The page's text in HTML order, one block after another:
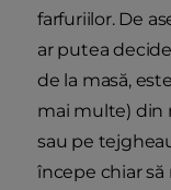
farfuriilor. De
ar putea
de la masă,
mai multe) din
sau pe
începe chiar să